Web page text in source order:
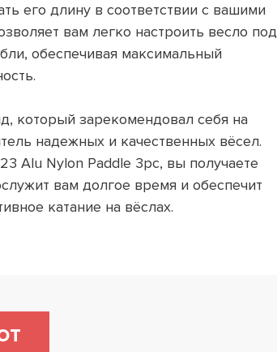
его длину в соответствии с вашими
вам легко настроить весло под
обеспечивая максимальный
который зарекомендовал себя на
надежных и качественных вёсел.
Alu Nylon Paddle 3pc, вы получаете
вам долгое время и обеспечит
катание на вёслах.